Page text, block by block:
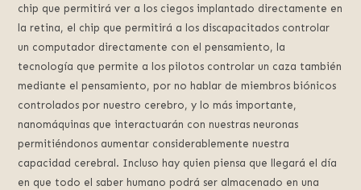
chip que permitirá ver a los ciegos implantado directamente en
la retina, el chip que permitirá a los discapacitados controlar
un computador directamente con el pensamiento, la
tecnología que permite a los pilotos controlar un caza también
mediante el pensamiento, por no hablar de miembros biónicos
controlados por nuestro cerebro, y lo más importante,
nanomáquinas que interactuarán con nuestras neuronas
permitiéndonos aumentar considerablemente nuestra
capacidad cerebral. Incluso hay quien piensa que llegará el día
en que todo el saber humano podrá ser almacenado en una